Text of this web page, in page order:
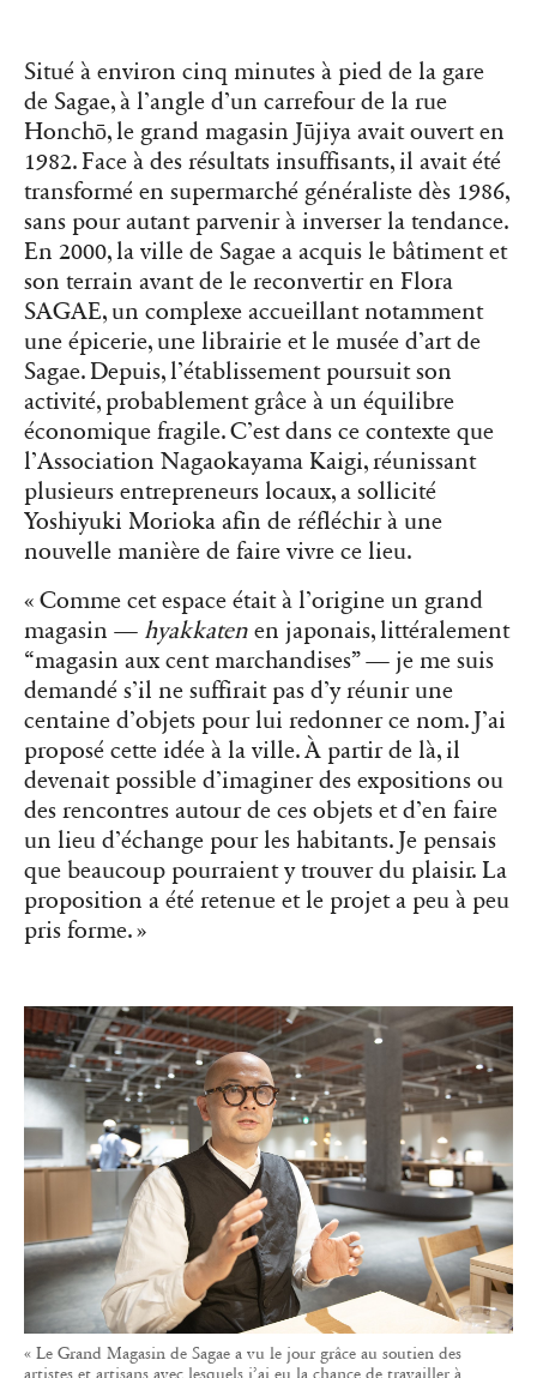
Situé à environ cinq minutes à pied de la gare
de Sagae, à l’angle d’un carrefour de la rue
Honchō, le grand magasin Jūjiya avait ouvert en
1982. Face à des résultats insuffisants, il avait été
transformé en supermarché généraliste dès 1986,
sans pour autant parvenir à inverser la tendance.
En 2000, la ville de Sagae a acquis le bâtiment et
son terrain avant de le reconvertir en Flora
SAGAE, un complexe accueillant notamment
une épicerie, une librairie et le musée d’art de
Sagae. Depuis, l’établissement poursuit son
activité, probablement grâce à un équilibre
économique fragile. C’est dans ce contexte que
l’Association Nagaokayama Kaigi, réunissant
plusieurs entrepreneurs locaux, a sollicité
Yoshiyuki Morioka afin de réfléchir à une
nouvelle manière de faire vivre ce lieu.
« Comme cet espace était à l’origine un grand
magasin — hyakkaten en japonais, littéralement
“magasin aux cent marchandises” — je me suis
demandé s’il ne suffirait pas d’y réunir une
centaine d’objets pour lui redonner ce nom. J’ai
proposé cette idée à la ville. À partir de là, il
devenait possible d’imaginer des expositions ou
des rencontres autour de ces objets et d’en faire
un lieu d’échange pour les habitants. Je pensais
que beaucoup pourraient y trouver du plaisir. La
proposition a été retenue et le projet a peu à peu
pris forme. »
« Le Grand Magasin de Sagae a vu le jour grâce au soutien des